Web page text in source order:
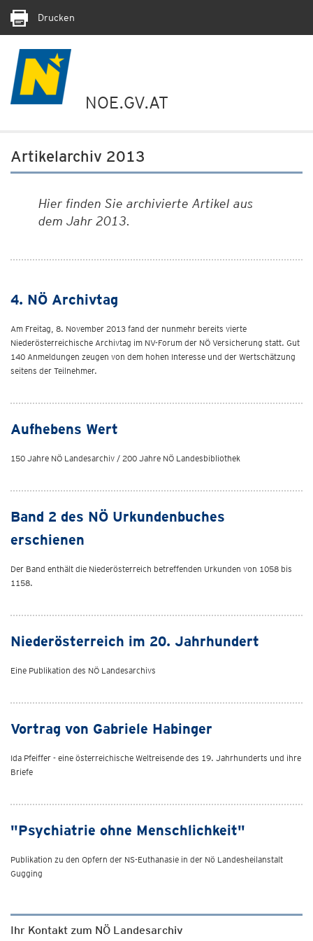
Drucken
NOE.GV.AT
Artikelarchiv 2013
Hier finden Sie archivierte Artikel aus
dem Jahr 2013.
4. NÖ Archivtag
Am Freitag, 8. November 2013 fand der nunmehr bereits vierte
Niederösterreichische Archivtag im NV-Forum der NÖ Versicherung statt. Gut
140 Anmeldungen zeugen von dem hohen Interesse und der Wertschätzung
seitens der Teilnehmer.
Aufhebens Wert
150 Jahre NÖ Landesarchiv / 200 Jahre NÖ Landesbibliothek
Band 2 des NÖ Urkundenbuches
erschienen
Der Band enthält die Niederösterreich betreffenden Urkunden von 1058 bis
1158.
Niederösterreich im 20. Jahrhundert
Eine Publikation des NÖ Landesarchivs
Vortrag von Gabriele Habinger
Ida Pfeiffer - eine österreichische Weltreisende des 19. Jahrhunderts und ihre
Briefe
"Psychiatrie ohne Menschlichkeit"
Publikation zu den Opfern der NS-Euthanasie in der Nö Landesheilanstalt
Gugging
Ihr Kontakt zum NÖ Landesarchiv